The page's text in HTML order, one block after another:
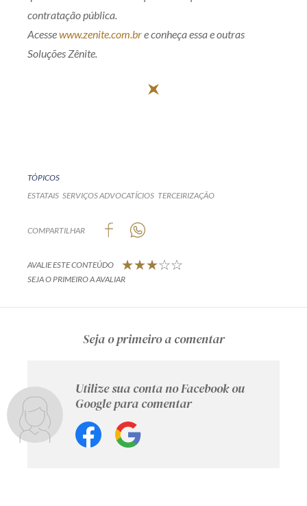
contratação pública.
Acessewww.zenite.com.bre conheça essa e outras
Soluções Zênite.
TÓPICOS
ESTATAIS SERVIÇOS ADVOCATÍCIOS TERCEIRIZAÇÃO
COMPARTILHAR
AVALIE ESTE CONTEÚDO
SEJA O PRIMEIRO A AVALIAR
Seja o primeiro a comentar
Utilize sua conta no Facebook ou
Google para comentar